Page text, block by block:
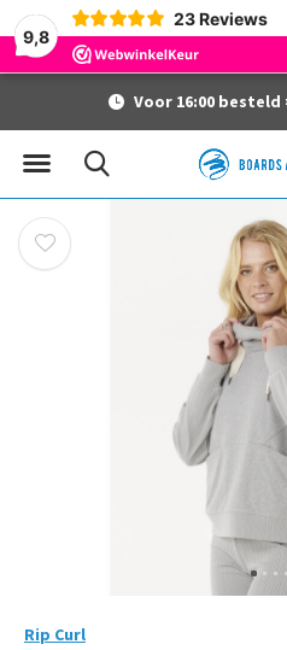
9,8
23 Reviews
Voor 16:00
Rip Curl